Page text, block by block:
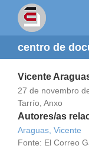
centro de
Vicente
27 de novembro
Tarrío, Anxo
Autores/as
Araguas, Vicente
Fonte: El Correo